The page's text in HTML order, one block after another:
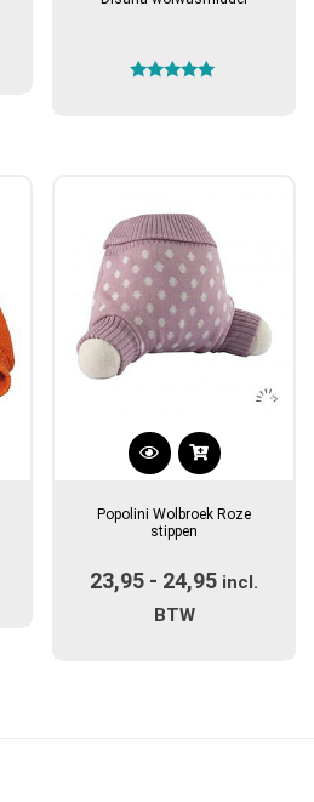
Dit
heeft
variaties.
Deze
Popolini Wolbroek Roze
stippen
23,95 - 24,95 incl.
BTW